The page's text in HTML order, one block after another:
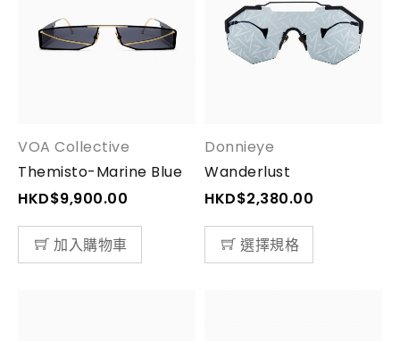
VOA Collective
Themisto-Marine Blue
HKD$9,900.00
加入購物車
Donnieye
Wanderlust
HKD$2,380.00
選擇規格